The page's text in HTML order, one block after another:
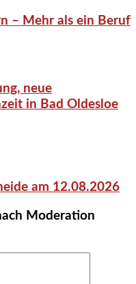
– Mehr als ein Beruf
neue
in Bad Oldesloe
am 12.08.2026
Moderation